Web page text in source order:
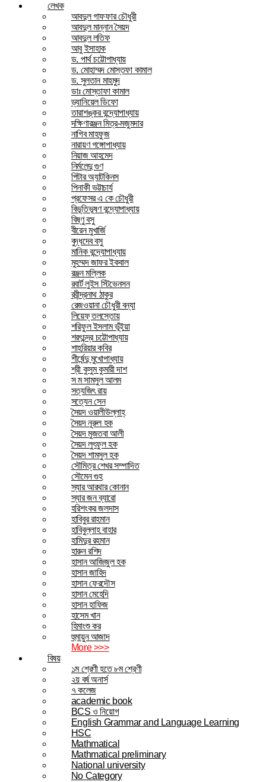
লেখক
আবদুল গাফফার চৌধুরী
আবদুল মান্নান সৈয়দ
আবদুল লতিফ
আবু ইসাহাক
ড. পার্থ চট্টোপাধ্যায়
ড. মোহাম্মদ মোস্তফা কামাল
ড. সুলতান মাহমুদ
ডাঃ মোস্তাফা কামাল
ড্যানিয়েল ডিফো
তারাশঙ্কর বন্দ্যোপাধ্যায়
দক্ষিণারঞ্জন মিত্র-মজুমদার
নাগিব মাহফুজ
নারায়ণ গঙ্গোপাধ্যায়
নিয়াজ আহমেদ
নির্মলেন্দু গুণ
পিটার অ্যাটকিনস
পিনাকী ভট্টাচার্য
প্রফেসর এ কে চৌধুরী
বিভূতিভূষণ বন্দ্যোপাধ্যায়
বিষ্ণু বসু
বীরেন মুখার্জি
বুদ্ধদেব বসু
মানিক বন্দ্যোপাধ্যায়
মুহম্মদ জাফর ইকবাল
রঞ্জন মল্লিক
রবার্ট লুইস স্টিভেনসন
রবীন্দ্রনাথ ঠাকুর
রেজওয়ানা চৌধুরী বন্যা
লিয়েফ্ তলস্তোয়
শরিফুল ইসলাম ভূঁইয়া
শরৎচন্দ্র চট্টোপাধ্যায়
শাহরিয়ার কবির
শীর্ষেন্দু মুখোপাধ্যায়
শ্রী কুসুম কুমারী দাশ
স ম সামসুল আলম
সত্যজিৎ রায়
সত্যেন সেন
সৈয়দ ওয়ালীউল্লাহ্
সৈয়দ নূরুল হক
সৈয়দ মুজতবা আলী
সৈয়দ লুৎফুল হক
সৈয়দ শামসুল হক
সৌমিত্র শেখর সম্পাদিত
সৌমেন গুহ
স্যার আরথার কোনান
স্যার জন ব্যারো
হরিশংকর জলদাস
হাবিবুর রাহমান
হাবিবুল্লাহ বাহার
হামিদুর রহমান
হারুন রশিদ
হাসান আজিজুল হক
হাসান জাহিদ
হাসান ফেরদৌস
হাসান মেহেদি
হাসান হাফিজ
হাসেম খান
হিমাংশু কর
হুমায়ুন আজাদ
More >>>
বিষয়
১ম শ্রেণী হতে ৮ম শ্রেণী
২য় বর্ষ অনার্স
৭ কলেজ
academic book
BCS ও নিয়োগ
English Grammar and Language Learning
HSC
Mathmatical
Mathmatical preliminary
National university
No Category